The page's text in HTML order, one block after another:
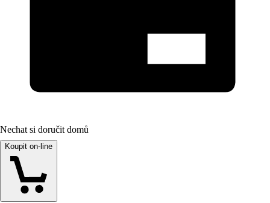
Nechat si doručit domů
Koupit on-line